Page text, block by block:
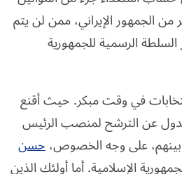
من الجمهور الإيراني، ممن لن يتم
الرسمية للجمهورية
في وقت مبكر. حيث أقنع
عن الترشح لمنصب الرئيس
بينهم، على وجه الخصوص،حسن
الإسلامية. أما أولئك الذين